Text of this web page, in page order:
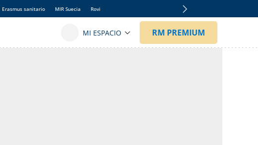
Erasmus sanitario MIR Suecia Rovi